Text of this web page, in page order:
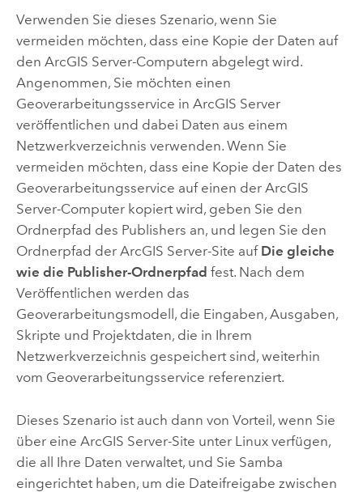
Verwenden Sie dieses Szenario, wenn Sie
vermeiden möchten, dass eine Kopie der Daten auf
den ArcGIS Server-Computern abgelegt wird.
Angenommen, Sie möchten einen
Geoverarbeitungsservice in ArcGIS Server
veröffentlichen und dabei Daten aus einem
Netzwerkverzeichnis verwenden. Wenn Sie
vermeiden möchten, dass eine Kopie der Daten des
Geoverarbeitungsservice auf einen der ArcGIS
Server-Computer kopiert wird, geben Sie den
Ordnerpfad des Publishers an, und legen Sie den
Ordnerpfad der ArcGIS Server-Site auf Die gleiche
wie die Publisher-Ordnerpfad fest. Nach dem
Veröffentlichen werden das
Geoverarbeitungsmodell, die Eingaben, Ausgaben,
Skripte und Projektdaten, die in Ihrem
Netzwerkverzeichnis gespeichert sind, weiterhin
vom Geoverarbeitungsservice referenziert.
Dieses Szenario ist auch dann von Vorteil, wenn Sie
über eine ArcGIS Server-Site unter Linuxverfügen,
die all Ihre Daten verwaltet, und Sie Samba
eingerichtet haben, um die Dateifreigabe zwischen